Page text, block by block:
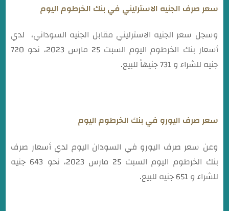
سعر صرف الجنيه الاسترليني في بنك الخرطوم اليوم
وسجل سعر الجنيه الاسترليني مقابل الجنيه السوداني، لدي
أسعار بنك الخرطوم اليوم السبت 25 مارس 2023، نحو 720
جنيه للشراء و 731 جنيهاً للبيع.
سعر صرف اليورو في بنك الخرطوم اليوم
وعن سعر صرف اليورو في السودان اليوم لدي أسعار صرف
بنك الخرطوم اليوم السبت 25 مارس 2023، نحو 643 جنيه
للشراء و 651 جنيه للبيع.